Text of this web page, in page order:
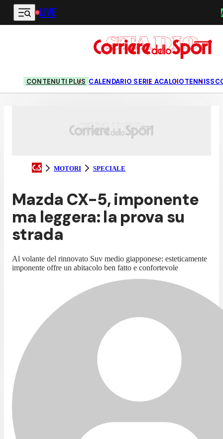
Vai al contenuto principale
LIVE
CONTENUTI PLUS CALENDARIO SERIE ACALCIOTENNIS
MOTORI SPECIALE
Mazda CX-5, imponente
ma leggera: la prova su
strada
Al volante del rinnovato Suv medio giapponese: esteticamente
imponente offre un abitacolo ben fatto e confortevole